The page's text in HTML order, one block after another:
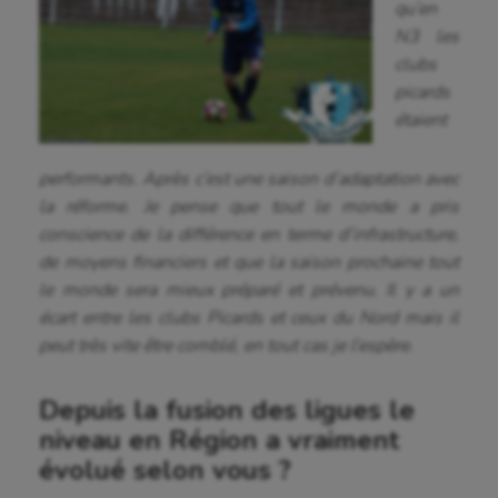
qu’en
N3 les
clubs
picards
étaient
performants. Après c’est une saison d’adaptation avec
la réforme. Je pense que tout le monde a pris
conscience de la différence en terme d’infrastructure,
de moyens financiers et que la saison prochaine tout
le monde sera mieux préparé et prévenu. Il y a un
écart entre les clubs Picards et ceux du Nord mais il
peut très vite être comblé, en tout cas je l’espère.
Depuis la fusion des ligues le
niveau en Région a vraiment
évolué selon vous ?